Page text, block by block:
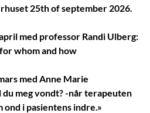
25th of september 2026.
med professor Randi Ulberg:
whom and how
med Anne Marie
du meg vondt? -når terapeuten
ond i pasientens indre.»